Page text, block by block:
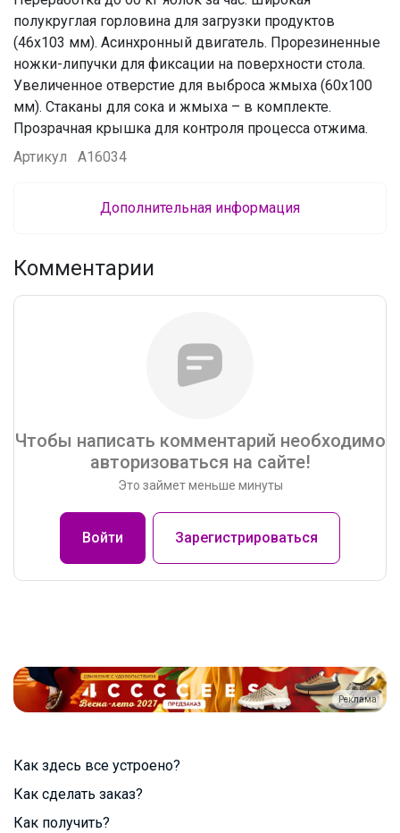
полукруглая горловина для загрузки продуктов
(46х103 мм). Асинхронный двигатель. Прорезиненные
ножки-липучки для фиксации на поверхности стола.
Увеличенное отверстие для выброса жмыха (60х100
мм). Стаканы для сока и жмыха – в комплекте.
Прозрачная крышка для контроля процесса отжима.
Артикул
А16034
Дополнительная информация
Комментарии
Чтобы написать комментарий необходимо
авторизоваться на сайте!
Это займет меньше минуты
Войти Зарегистрироваться
Реклама
Как здесь все устроено?
Как сделать заказ?
Как получить?